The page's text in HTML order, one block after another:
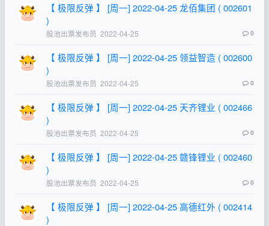
【 极限反弹 】 [周一] 2022-04-25 龙佰集团 ( 002601
)
股池出票发布员 2022-04-25 0
【 极限反弹 】 [周一] 2022-04-25 领益智造 ( 002600
)
股池出票发布员 2022-04-25 0
【 极限反弹 】 [周一] 2022-04-25 天齐锂业 ( 002466
)
股池出票发布员 2022-04-25 0
【 极限反弹 】 [周一] 2022-04-25 赣锋锂业 ( 002460
)
股池出票发布员 2022-04-25 0
【 极限反弹 】 [周一] 2022-04-25 高德红外 ( 002414
)